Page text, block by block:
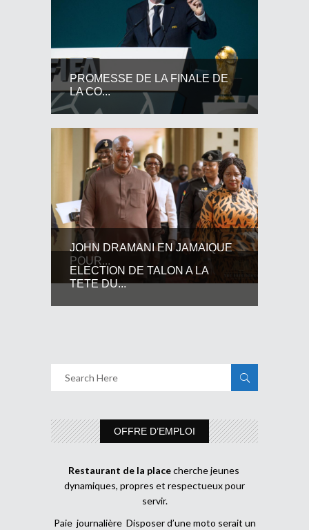
PROMESSE DE LA FINALE DE
LA CO...
JOHN DRAMANI EN JAMAIQUE
POUR...
ELECTION DE TALON A LA
TETE DU...
OFFRE D’EMPLOI
Restaurant de la placecherche jeunes
dynamiques, propres et respectueux pour
servir.
Paie journalière Disposer d’une moto serait un